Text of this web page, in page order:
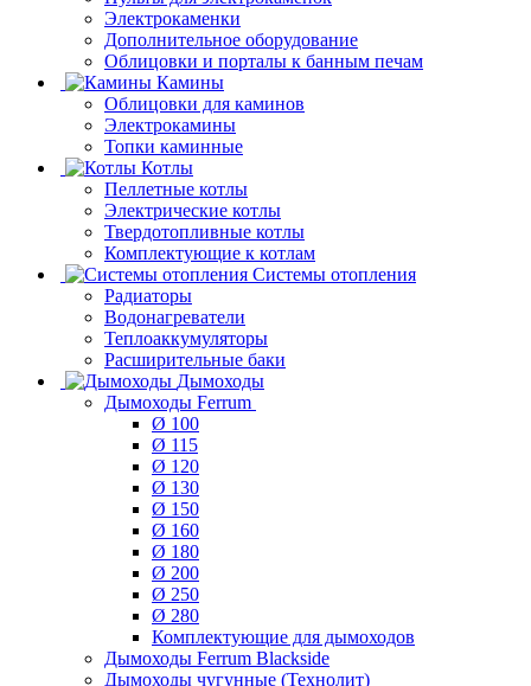
Электрокаменки
Дополнительное оборудование
Облицовки и порталы к банным печам
Камины
Облицовки для каминов
Электрокамины
Топки каминные
Котлы
Пеллетные котлы
Электрические котлы
Твердотопливные котлы
Комплектующие к котлам
Системы отопления
Радиаторы
Водонагреватели
Теплоаккумуляторы
Расширительные баки
Дымоходы
Дымоходы Ferrum
Ø 100
Ø 115
Ø 120
Ø 130
Ø 150
Ø 160
Ø 180
Ø 200
Ø 250
Ø 280
Комплектующие для дымоходов
Дымоходы Ferrum Blackside
Дымоходы чугунные (Технолит)